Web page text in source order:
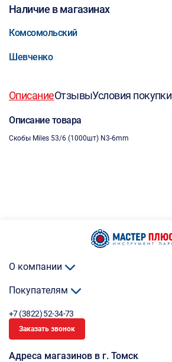
Наличие в магазинах
Комсомольский
Шевченко
ОписаниеОтзывыУсловия покупки
Описание товара
Скобы Miles 53/6 (1000шт) N3-6mm
О компании
Покупателям
+7 (3822) 52-34-73
Заказать звонок
Адреса магазинов в г. Томск